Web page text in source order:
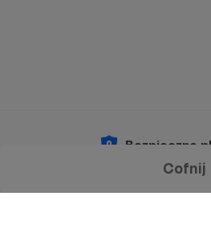
Cofnij
Bezpieczne